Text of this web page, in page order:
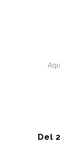
Del